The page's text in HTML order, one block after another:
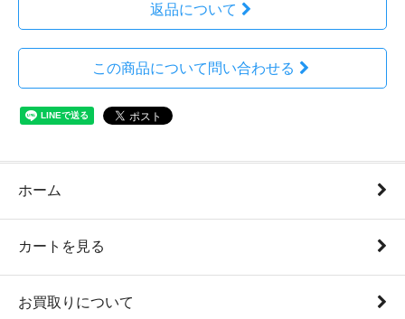
返品について
この商品について問い合わせる
ホーム
カートを見る
お買取りについて